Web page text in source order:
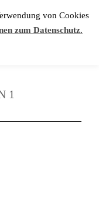
1
von Cookies
zum Datenschutz.